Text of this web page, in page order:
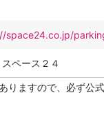
space24.co.jp/
スペース２４
りますので、必ず公